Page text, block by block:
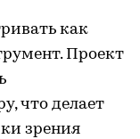
как
Проект
что делает
зрения